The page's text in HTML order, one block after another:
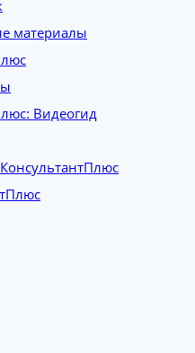
материалы
Видеогид